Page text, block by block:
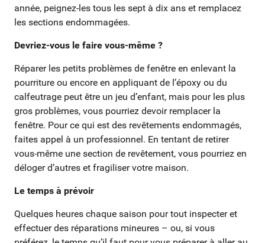
année, peignez-les tous les sept à dix ans et remplacez
les sections endommagées.
Devriez-vous le faire vous-même ?
Réparer les petits problèmes de fenêtre en enlevant la
pourriture ou encore en appliquant de l’époxy ou du
calfeutrage peut être un jeu d’enfant, mais pour les plus
gros problèmes, vous pourriez devoir remplacer la
fenêtre. Pour ce qui est des revêtements endommagés,
faites appel à un professionnel. En tentant de retirer
vous-même une section de revêtement, vous pourriez en
déloger d’autres et fragiliser votre maison.
Le temps à prévoir
Quelques heures chaque saison pour tout inspecter et
effectuer des réparations mineures – ou, si vous